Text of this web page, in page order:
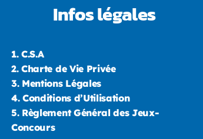
Infos légales
1. C.S.A
2. Charte de Vie Privée
3. Mentions Légales
4. Conditions d’Utilisation
5. Règlement Général des Jeux-
Concours